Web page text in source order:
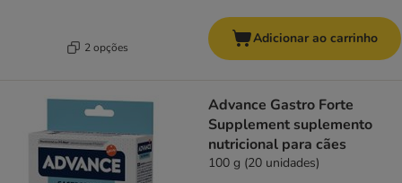
2 opções
Adicionar ao carrinho
Advance Gastro Forte
Supplement suplemento
nutricional para cães
100 g (20 unidades)